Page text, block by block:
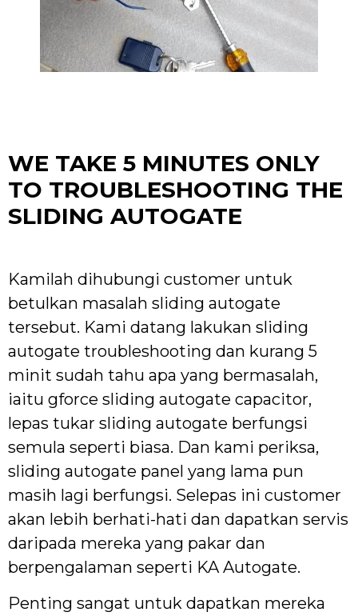
WE TAKE 5 MINUTES ONLY
TO TROUBLESHOOTING THE
SLIDING AUTOGATE
Kamilah dihubungi customer untuk
betulkan masalah sliding autogate
tersebut. Kami datang lakukan sliding
autogate troubleshooting dan kurang 5
minit sudah tahu apa yang bermasalah,
iaitu gforce sliding autogate capacitor,
lepas tukar sliding autogate berfungsi
semula seperti biasa. Dan kami periksa,
sliding autogate panel yang lama pun
masih lagi berfungsi. Selepas ini customer
akan lebih berhati-hati dan dapatkan servis
daripada mereka yang pakar dan
berpengalaman seperti KA Autogate.
Penting sangat untuk dapatkan mereka